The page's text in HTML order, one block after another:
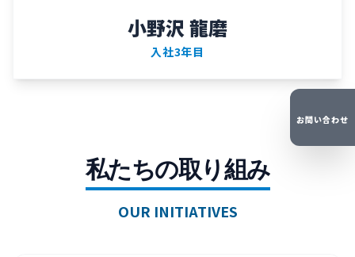
小野沢 龍磨
入社3年目
私たちの取り組み
OUR INITIATIVES
お問い合わせ